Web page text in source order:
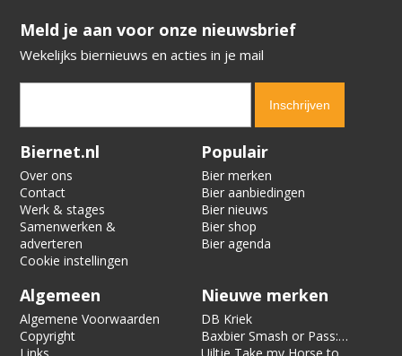
​​​​​​​Meld je aan voor onze nieuwsbrief
Wekelijks biernieuws en acties in je mail
Verification code:
Biernet.nl
Over ons
Contact
Werk & stages
Samenwerken &
adverteren
Cookie instellingen
Populair
Bier merken
Bier aanbiedingen
Bier nieuws
Bier shop
Bier agenda
Algemeen
Algemene Voorwaarden
Copyright
Nieuwe merken
DB Kriek
Baxbier Smash or Pass: